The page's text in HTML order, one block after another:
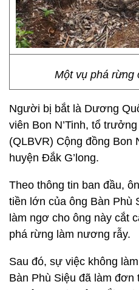
Một vụ phá rừng
Người bị bắt là Dương
viên Bon N’Tinh, tổ
(QLBVR) Cộng đồng Bon
huyện Đắk G’long.
Theo thông tin ban đầu,
tiền lớn của ông Bàn Phù
làm ngơ cho ông này cắt
phá rừng làm nương rẫy.
Sau đó, sự việc không
Bàn Phù Siệu đã làm